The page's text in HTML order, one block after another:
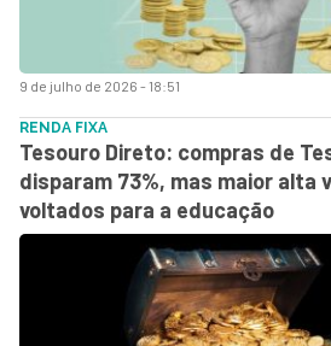
9 de julho de 2026 - 18:51
RENDA FIXA
Tesouro Direto: compras de
disparam 73%, mas maior alta
voltados para a educação